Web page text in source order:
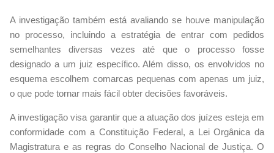
A investigação também está avaliando se houve manipulação
no processo, incluindo a estratégia de entrar com pedidos
semelhantes diversas vezes até que o processo fosse
designado a um juiz específico. Além disso, os envolvidos no
esquema escolhem comarcas pequenas com apenas um juiz,
o que pode tornar mais fácil obter decisões favoráveis.
A investigação visa garantir que a atuação dos juízes esteja em
conformidade com a Constituição Federal, a Lei Orgânica da
Magistratura e as regras do Conselho Nacional de Justiça. O